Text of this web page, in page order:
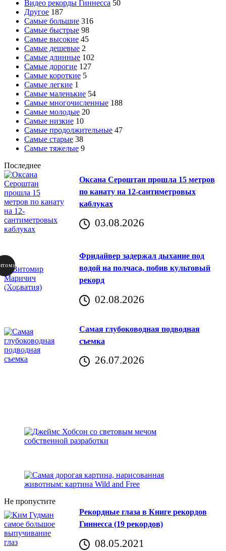
Видео рекорды Гиннесса 50
Другое 187
Самые большие 316
Самые быстрые 98
Самые высокие 45
Самые дешевые 2
Самые длинные 102
Самые дорогие 127
Самые короткие 5
Самые легкие 1
Самые маленькие 54
Самые многочисленные 188
Самые молодые 20
Самые низкие 10
Самые продолжительные 47
Самые старые 38
Самые тяжелые 9
Последнее
Оксана Сероштан прошла 15 метров
по канату на 12-сантиметровых
каблуках
03.08.2026
Фридайвер задержал дыхание под
водой на полчаса, побив культовый
рекорд
02.08.2026
Самая глубоководная подводная
съемка
26.07.2026
Не пропустите
Рекордные глаза в Книге рекордов
Гиннесса (19 рекордов)
08.05.2021